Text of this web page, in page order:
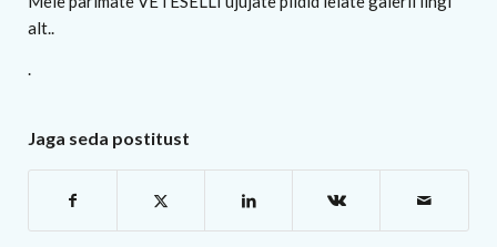
alt..
Jaga seda postitust